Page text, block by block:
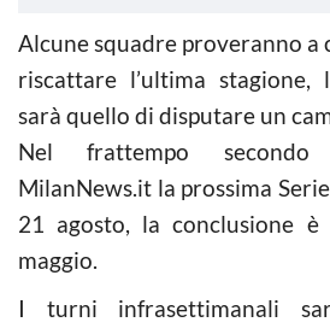
Alcune squadre proveranno a
riscattare l’ultima stagione,
sarà quello di disputare un
Nel frattempo
MilanNews.it la prossima
21 agosto, la conclusione
maggio.
I turni infrasettimanali